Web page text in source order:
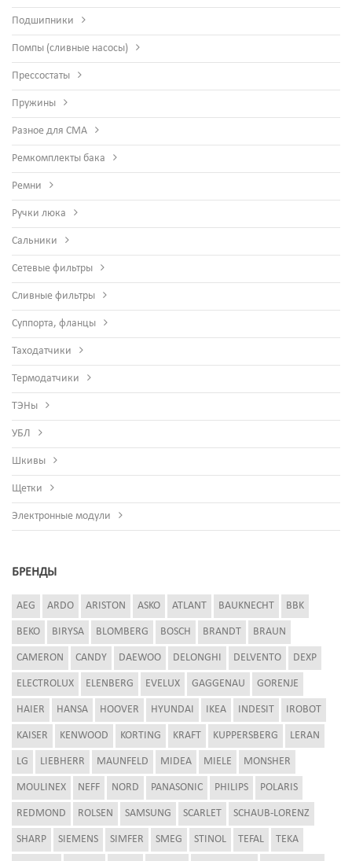
Подшипники
Помпы (сливные насосы)
Прессостаты
Пружины
Разное для СМА
Ремкомплекты бака
Ремни
Ручки люка
Сальники
Сетевые фильтры
Сливные фильтры
Суппорта, фланцы
Таходатчики
Термодатчики
ТЭНы
УБЛ
Шкивы
Щетки
Электронные модули
БРЕНДЫ
AEG ARDO ARISTON ASKO ATLANT BAUKNECHT BBK
BEKO BIRYSA BLOMBERG BOSCH BRANDT BRAUN
CAMERON CANDY DAEWOO DELONGHI DELVENTO DEXP
ELECTROLUX ELENBERG EVELUX GAGGENAU GORENJE
HAIER HANSA HOOVER HYUNDAI IKEA INDESIT IROBOT
KAISER KENWOOD KORTING KRAFT KUPPERSBERG LERAN
LG LIEBHERR MAUNFELD MIDEA MIELE MONSHER
MOULINEX NEFF NORD PANASONIC PHILIPS POLARIS
REDMOND ROLSEN SAMSUNG SCARLET SCHAUB-LORENZ
SHARP SIEMENS SIMFER SMEG STINOL TEFAL TEKA